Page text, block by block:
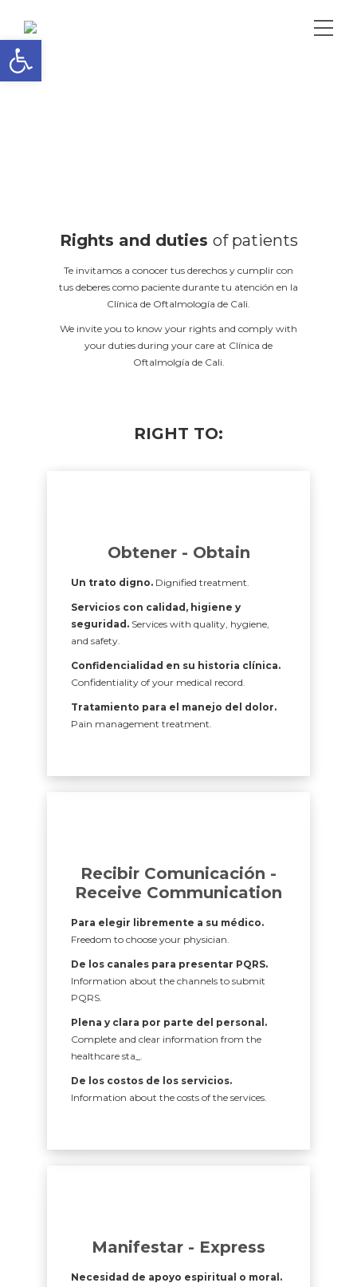
Rights and duties of patients
Te invitamos a conocer tus derechos y cumplir con
tus deberes como paciente durante tu atención en la
Clínica de Oftalmología de Cali.
We invite you to know your rights and comply with
your duties during your care at Clínica de
Oftalmolgía de Cali.
RIGHT TO:
Obtener - Obtain
Un trato digno. Dignified treatment.
Servicios con calidad, higiene y
seguridad. Services with quality, hygiene,
and safety.
Confidencialidad en su historia clínica.
Confidentiality of your medical record.
Tratamiento para el manejo del dolor.
Pain management treatment.
Recibir Comunicación -
Receive Communication
Para elegir libremente a su médico.
Freedom to choose your physician.
De los canales para presentar PQRS.
Information about the channels to submit
PQRS.
Plena y clara por parte del personal.
Complete and clear information from the
healthcare sta_.
De los costos de los servicios.
Information about the costs of the services.
Manifestar - Express
Necesidad de apoyo espiritual o moral.
Open toolbar